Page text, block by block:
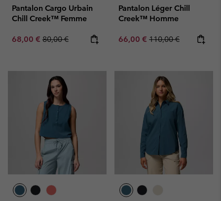
Pantalon Cargo Urbain
Chill Creek™ Femme
Sale price:
68,00 € Regular price:
80,00 €
Pantalon Léger Chill
Creek™ Homme
Sale price:
66,00 € Regular price:
110,00 €